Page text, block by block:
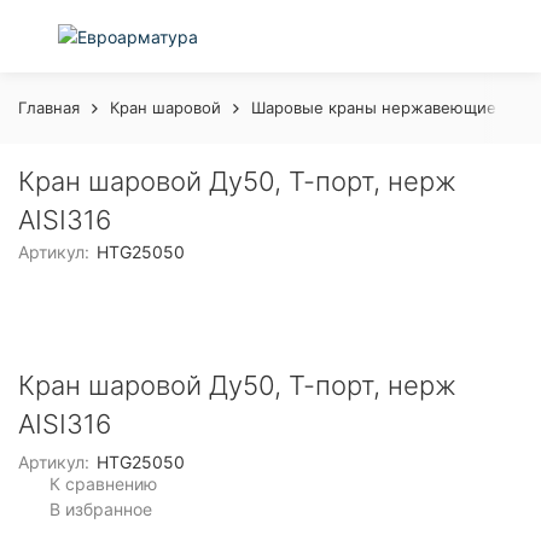
Главная Кран шаровой Шаровые краны нержавеющие с
Кран шаровой Ду50, Т-порт, нерж
AISI316
Артикул: HTG25050
Кран шаровой Ду50, Т-порт, нерж
AISI316
Артикул: HTG25050
К сравнению
В избранное